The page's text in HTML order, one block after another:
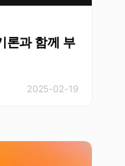
론과 함께 부
2025-02-19